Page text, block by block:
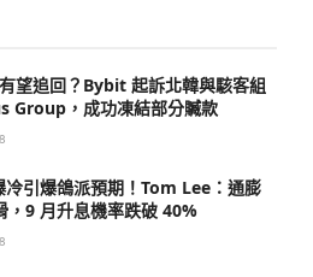
望追回？Bybit 起訴北韓與駭客組
Group，成功凍結部分贓款
冷引爆鴿派預期！Tom Lee：通膨
，9 月升息機率跌破 40%